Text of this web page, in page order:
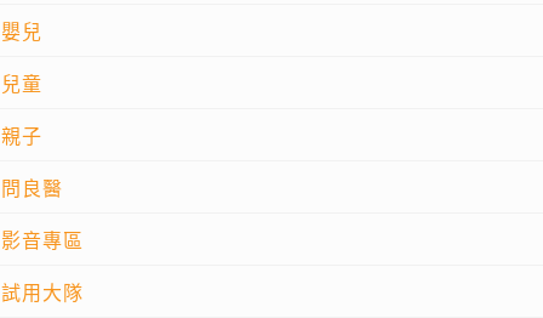
嬰兒
兒童
親子
問良醫
影音專區
試用大隊